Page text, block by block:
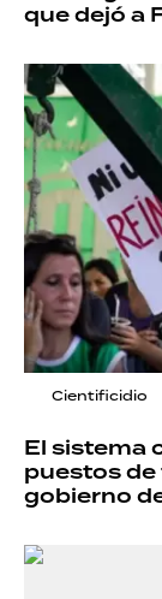
que dejó a
Cientificidio
El sistema
puestos de
gobierno